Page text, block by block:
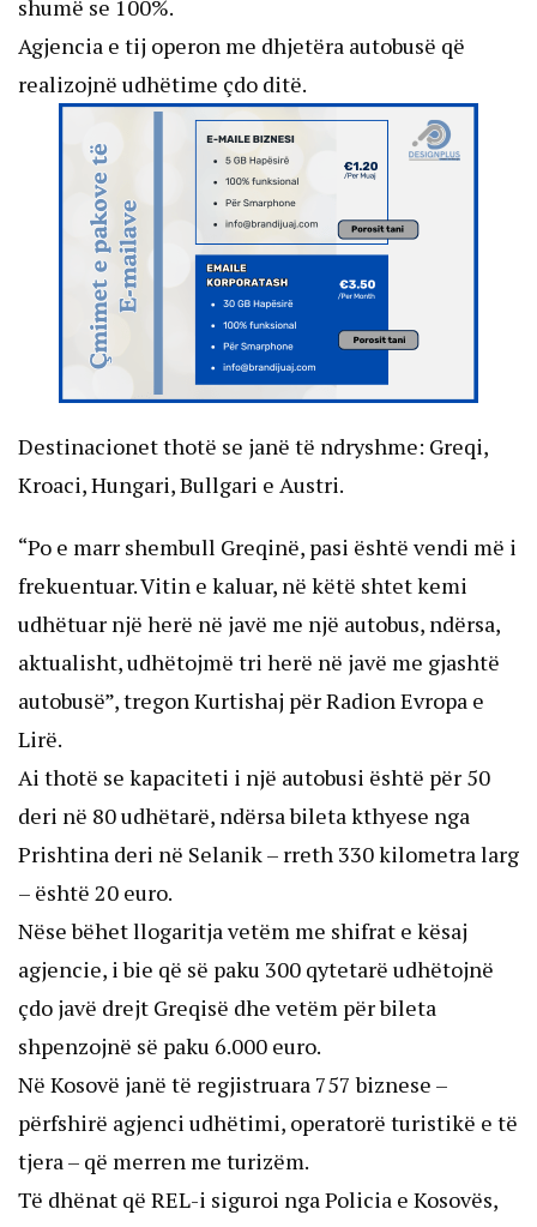
shumë se 100%.
Agjencia e tij operon me dhjetëra autobusë që
realizojnë udhëtime çdo ditë.
Destinacionet thotë se janë të ndryshme: Greqi,
Kroaci, Hungari, Bullgari e Austri.
“Po e marr shembull Greqinë, pasi është vendi më i
frekuentuar. Vitin e kaluar, në këtë shtet kemi
udhëtuar një herë në javë me një autobus, ndërsa,
aktualisht, udhëtojmë tri herë në javë me gjashtë
autobusë”, tregon Kurtishaj për Radion Evropa e
Lirë.
Ai thotë se kapaciteti i një autobusi është për 50
deri në 80 udhëtarë, ndërsa bileta kthyese nga
Prishtina deri në Selanik – rreth 330 kilometra larg
– është 20 euro.
Nëse bëhet llogaritja vetëm me shifrat e kësaj
agjencie, i bie që së paku 300 qytetarë udhëtojnë
çdo javë drejt Greqisë dhe vetëm për bileta
shpenzojnë së paku 6.000 euro.
Në Kosovë janë të regjistruara 757 biznese –
përfshirë agjenci udhëtimi, operatorë turistikë e të
tjera – që merren me turizëm.
Të dhënat që REL-i siguroi nga Policia e Kosovës,